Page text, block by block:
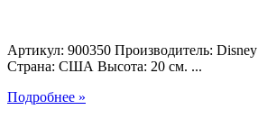
Артикул: 900350 Производитель: Disney
Страна: США Высота: 20 см. ...
Подробнее »